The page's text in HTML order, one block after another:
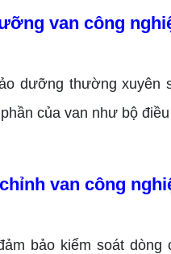
van công
dưỡng thường xuyên
của van như bộ
van công
bảo kiểm soát dòng